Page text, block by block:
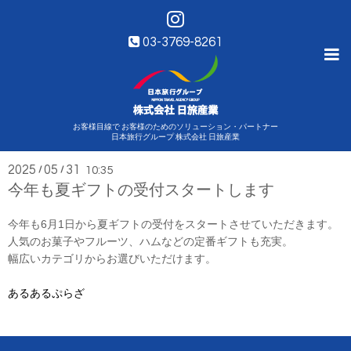
03-3769-8261
お客様目線で お客様のためのソリューション・パートナー
日本旅行グループ 株式会社 日旅産業
お知らせ・ニュース
2025 /05 / 31 10:35
今年も夏ギフトの受付スタートします
今年も6月1日から夏ギフトの受付をスタートさせていただきます。
人気のお菓子やフルーツ、ハムなどの定番ギフトも充実。
幅広いカテゴリからお選びいただけます。
あるあるぷらざ